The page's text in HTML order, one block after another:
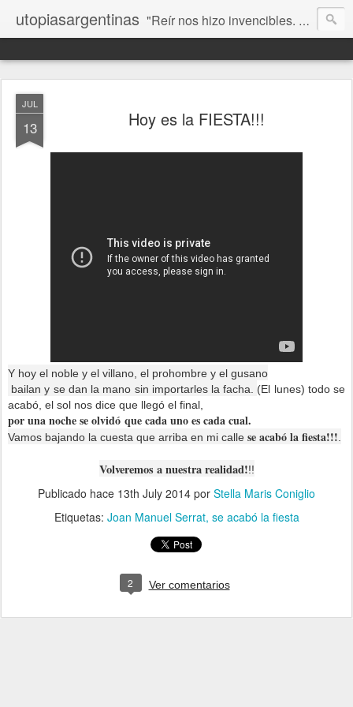
utopiasargentinas "Reír nos hizo invencibles. No como los que siempre ganan, sino como aquellos que no se rinden”. Frida Kahlo
JUL
13 Hoy es la FIESTA!!!
Y hoy el noble y el villano, el prohombre y el gusano
bailan y se dan la mano sin importarles la facha. (El lunes) todo se
acabó, el sol nos dice que llegó el final,
por una noche se olvidó que cada uno es cada cual.
Vamos bajando la cuesta que arriba en mi calle se acabó la fiesta!!!
Volveremos a nuestra realidad!!!
Publicado hace 13th July 2014 por Stella Maris Coniglio
Etiquetas: Joan Manuel Serrat se acabó la fiesta
2 Ver comentarios